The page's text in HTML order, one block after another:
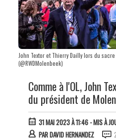
John Textor et Thierry Dailly lors du
(@RWDMolenbeek)
Comme à l'OL, John
du président de
31 MAI 2023 À 11:46- MIS À
PARDAVID HERNANDEZ